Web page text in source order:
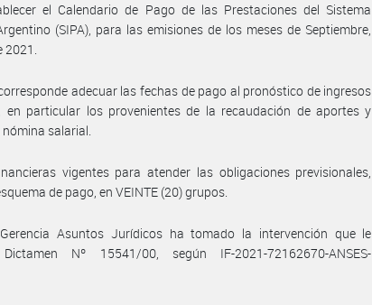
el Calendario de Pago de las Prestaciones del Sistema
(SIPA), para las emisiones de los meses de Septiembre,
2021.
adecuar las fechas de pago al pronóstico de ingresos
en particular los provenientes de la recaudación de aportes y
salarial.
vigentes para atender las obligaciones previsionales,
de pago, en VEINTE (20) grupos.
Asuntos Jurídicos ha tomado la intervención que le
Nº 15541/00, según IF-2021-72162670-ANSES-